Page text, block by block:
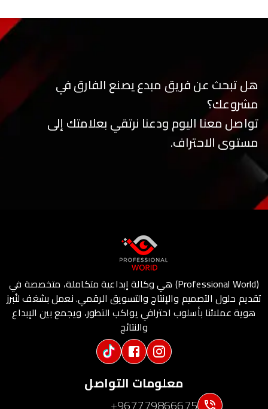
هل تبحث عن فريق مبدع يصنع الفارق في
مشروعك؟
تواصل معنا اليوم ودعنا نرتقي بعلامتك إلى
مستوى الاحتراف.
(Professional World) هي وكالة إبداعية متكاملة، متخصصة في
تقديم حلول التصميم والإنتاج والتسويق الرقمي. نعمل بشغف لنُبرز
هوية عملائنا بأسلوب احترافي يواكب التطور، ويجمع بين الإبداع
والنتائج
معلومات التواصل